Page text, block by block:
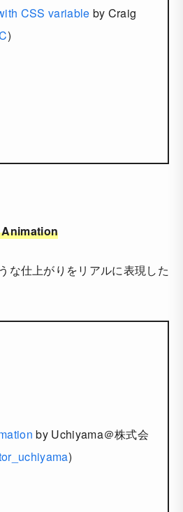
CSS variable by Craig
)
Animation
な仕上がりをリアルに表現した
by Uchiyama＠株式会
)